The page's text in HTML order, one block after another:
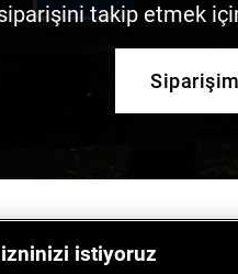
takip etmek
istiyoruz